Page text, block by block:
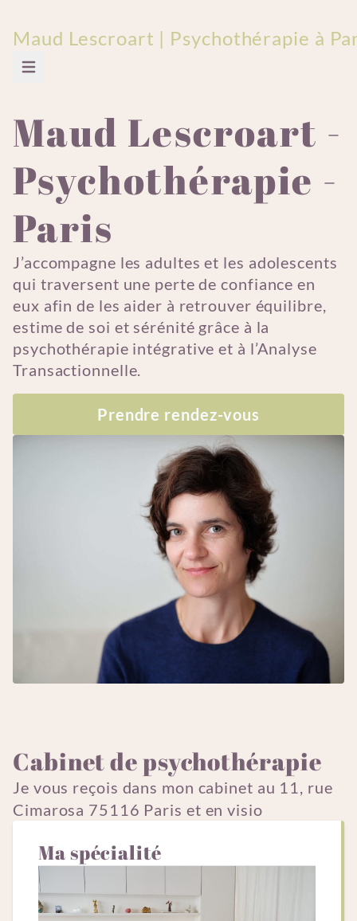
Maud Lescroart | Psychothérapie à
Ouvrir le menu principal
Maud Lescroart -
Psychothérapie -
Paris
J’accompagne les adultes et les adolescents
qui traversent une perte de confiance en
eux afin de les aider à retrouver équilibre,
estime de soi et sérénité grâce à la
psychothérapie intégrative et à l’Analyse
Transactionnelle.
Prendre rendez-vous
Cabinet de psychothérapie
Je vous reçois dans mon cabinet au 11, rue
Cimarosa 75116 Paris et en visio
Ma spécialité